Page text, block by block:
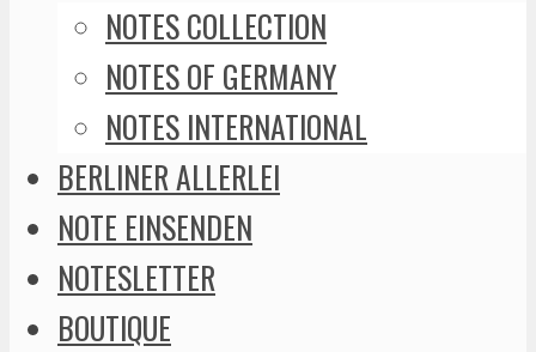
NOTES COLLECTION
NOTES OF GERMANY
NOTES INTERNATIONAL
BERLINER ALLERLEI
NOTE EINSENDEN
NOTESLETTER
BOUTIQUE